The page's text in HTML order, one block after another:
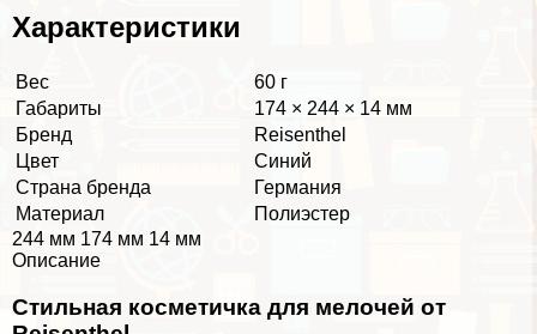
Хаpaктеристики
Вес
60 г
Габариты
174 × 244 × 14 мм
Бренд
Reisenthel
Цвет
Синий
Страна бренда
Германия
Материал
Полиэстер
244 мм 174 мм 14 мм
Описание
Стильная косметичка для мелочей от